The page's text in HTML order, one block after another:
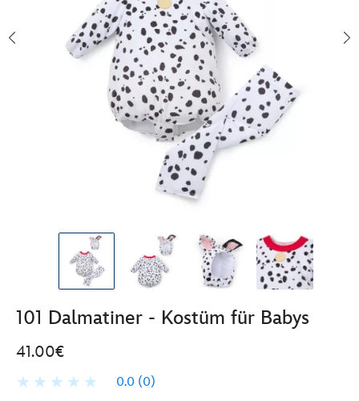
101 Dalmatiner - Kostüm für Babys
41.00€
0.0 (0)